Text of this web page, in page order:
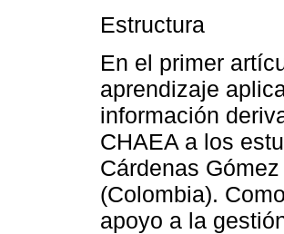
Estructura
En el primer
aprendizaje
información
CHAEA a los
Cárdenas
(Colombia).
apoyo a la